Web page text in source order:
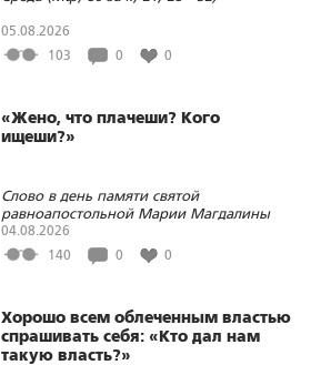
05.08.2026
103
0 0
«Жено, что плачеши? Кого
ищеши?»
Слово в день памяти святой
равноапостольной Марии Магдалины
04.08.2026
140
0 0
Хорошо всем облеченным властью
спрашивать себя: «Кто дал нам
такую власть?»